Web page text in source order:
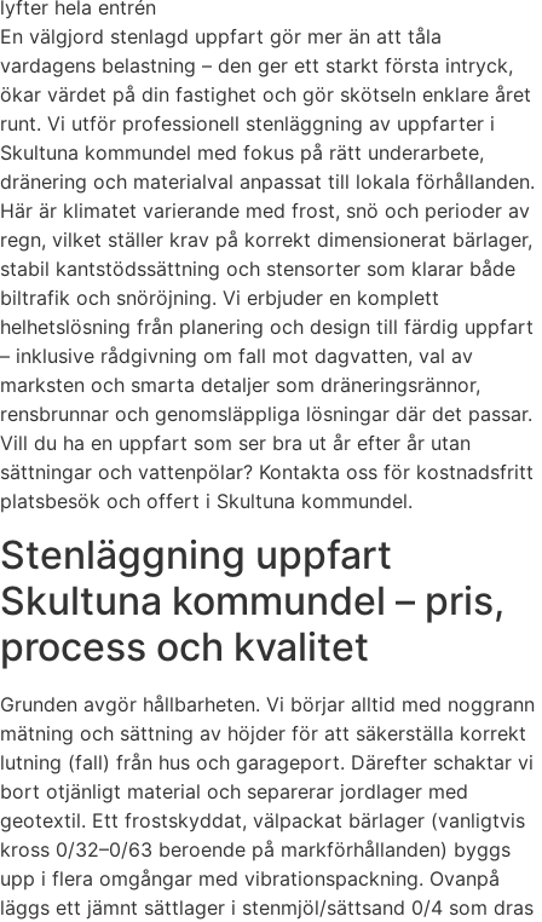
lyfter hela entrén
En välgjord stenlagd uppfart gör mer än att tåla
vardagens belastning – den ger ett starkt första intryck,
ökar värdet på din fastighet och gör skötseln enklare året
runt. Vi utför professionell stenläggning av uppfarter i
Skultuna kommundel med fokus på rätt underarbete,
dränering och materialval anpassat till lokala förhållanden.
Här är klimatet varierande med frost, snö och perioder av
regn, vilket ställer krav på korrekt dimensionerat bärlager,
stabil kantstödssättning och stensorter som klarar både
biltrafik och snöröjning. Vi erbjuder en komplett
helhetslösning från planering och design till färdig uppfart
– inklusive rådgivning om fall mot dagvatten, val av
marksten och smarta detaljer som dräneringsrännor,
rensbrunnar och genomsläppliga lösningar där det passar.
Vill du ha en uppfart som ser bra ut år efter år utan
sättningar och vattenpölar? Kontakta oss för kostnadsfritt
platsbesök och offert i Skultuna kommundel.
Stenläggning uppfart
Skultuna kommundel – pris,
process och kvalitet
Grunden avgör hållbarheten. Vi börjar alltid med noggrann
mätning och sättning av höjder för att säkerställa korrekt
lutning (fall) från hus och garageport. Därefter schaktar vi
bort otjänligt material och separerar jordlager med
geotextil. Ett frostskyddat, välpackat bärlager (vanligtvis
kross 0/32–0/63 beroende på markförhållanden) byggs
upp i flera omgångar med vibrationspackning. Ovanpå
läggs ett jämnt sättlager i stenmjöl/sättsand 0/4 som dras